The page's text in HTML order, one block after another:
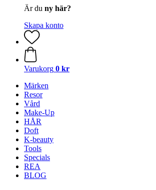
Är du ny här?
Skapa konto
Varukorg 0 kr
Märken
Resor
Vård
Make-Up
HÅR
Doft
K-beauty
Tools
Specials
REA
BLOG